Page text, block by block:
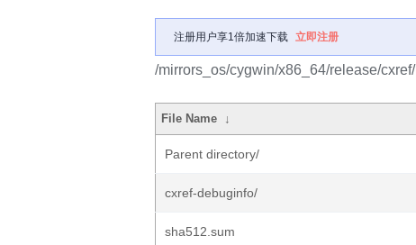
注册用户享1倍加速下载 立即注册
/mirrors_os/cygwin/x86_64/release/cxref/
File Name ↓
Parent directory/
cxref-debuginfo/
sha512.sum